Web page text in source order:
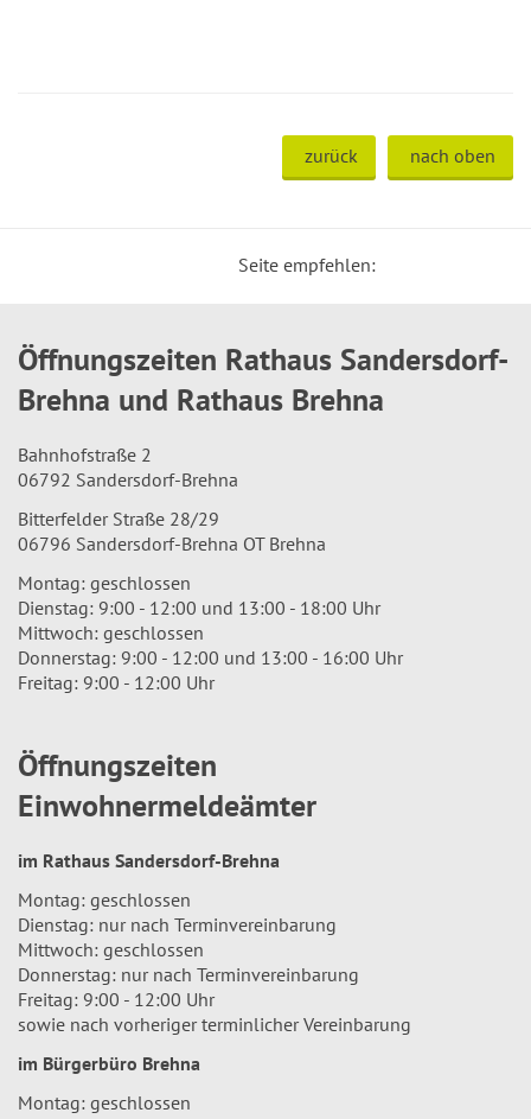
zurück nach oben
Seite empfehlen:
Öffnungszeiten Rathaus Sandersdorf-
Brehna und Rathaus Brehna
Bahnhofstraße 2
06792 Sandersdorf-Brehna
Bitterfelder Straße 28/29
06796 Sandersdorf-Brehna OT Brehna
Montag: geschlossen
Dienstag: 9:00 - 12:00 und 13:00 - 18:00 Uhr
Mittwoch: geschlossen
Donnerstag: 9:00 - 12:00 und 13:00 - 16:00 Uhr
Freitag: 9:00 - 12:00 Uhr
Öffnungszeiten
Einwohnermeldeämter
im Rathaus Sandersdorf-Brehna
Montag: geschlossen
Dienstag: nur nach Terminvereinbarung
Mittwoch: geschlossen
Donnerstag: nur nach Terminvereinbarung
Freitag: 9:00 - 12:00 Uhr
sowie nach vorheriger terminlicher Vereinbarung
im Bürgerbüro Brehna
Montag: geschlossen